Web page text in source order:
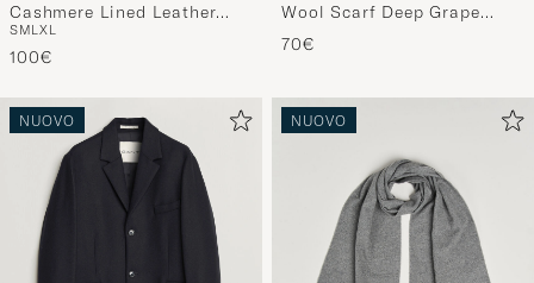
Cashmere Lined Leather
Glove Deep Brown
SMLXL
100€
Wool Scarf Deep Grape
Wine
70€
NUOVO NUOVO